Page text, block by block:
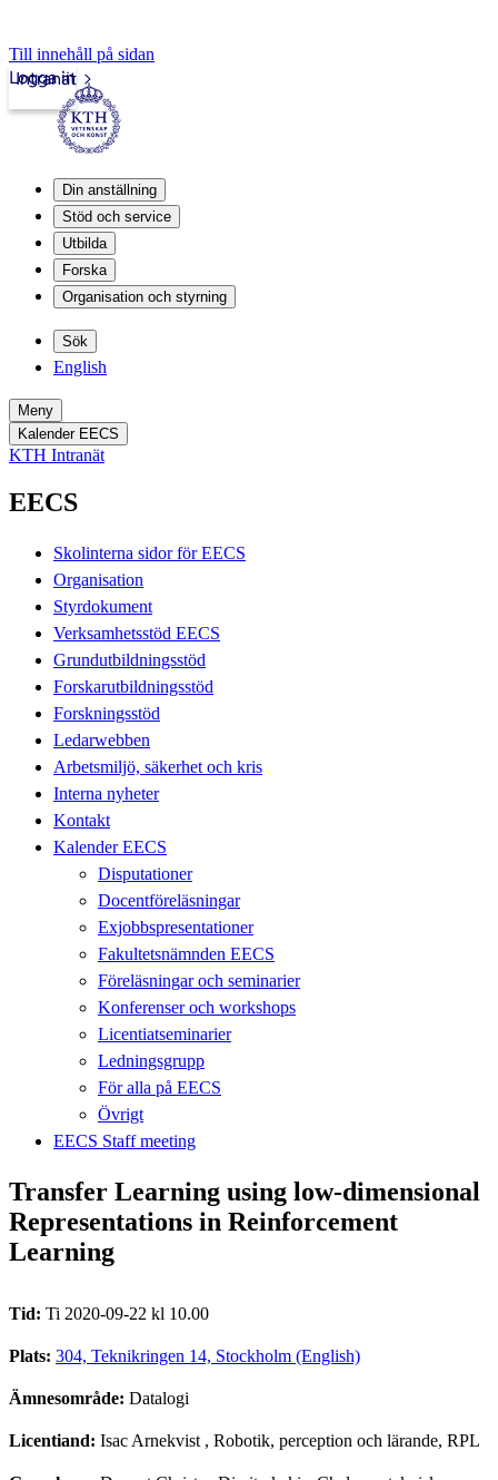
Till innehåll på sidan
Intranät
Logga in
Din anställning
Stöd och service
Utbilda
Forska
Organisation och styrning
Sök
English
Meny
Kalender EECS
KTH Intranät
EECS
Skolinterna sidor för EECS
Organisation
Styrdokument
Verksamhetsstöd EECS
Grundutbildningsstöd
Forskarutbildningsstöd
Forskningsstöd
Ledarwebben
Arbetsmiljö, säkerhet och kris
Interna nyheter
Kontakt
Kalender EECS
Disputationer
Docentföreläsningar
Exjobbspresentationer
Fakultetsnämnden EECS
Föreläsningar och seminarier
Konferenser och workshops
Licentiatseminarier
Ledningsgrupp
För alla på EECS
Övrigt
EECS Staff meeting
Transfer Learning using low-dimensional
Representations in Reinforcement
Learning
Tid: Ti 2020-09-22 kl 10.00
Plats: 304, Teknikringen 14, Stockholm (English)
Ämnesområde: Datalogi
Licentiand: Isac Arnekvist , Robotik, perception och lärande, RPL